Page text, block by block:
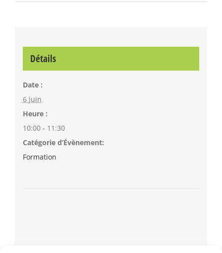
Détails
Date :
6 juin
Heure :
10:00 - 11:30
Catégorie d’Évènement:
Formation